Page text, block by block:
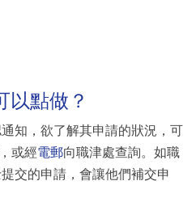
以點做？
知，欲了解其申請的狀況，可
或經電郵向職津處查詢。如職
交的申請，會讓他們補交申